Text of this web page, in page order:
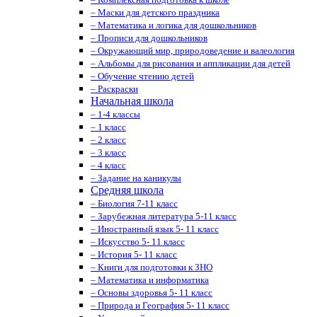
– Маски для детского праздника
– Математика и логика для дошкольников
– Прописи для дошкольников
– Окружающий мир, природоведение и валеология
– Альбомы для рисования и аппликации для детей
– Обучение чтению детей
– Раскраски
Начальная школа
– 1-4 классы
– 1 класс
– 2 класс
– 3 класс
– 4 класс
– Задание на каникулы
Средняя школа
– Биология 7-11 класс
– Зарубежная литература 5-11 класс
– Иностранный язык 5- 11 класс
– Искусство 5- 11 класс
– История 5- 11 класс
– Книги для подготовки к ЗНО
– Математика и информатика
– Основы здоровья 5- 11 класс
– Природа и География 5- 11 класс